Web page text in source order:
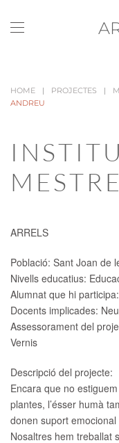
Skip to main
HOME PROJECTES
ANDREU
ARRELS
Població: Sant Joan de
Nivells educatius:
Alumnat que hi participa:
Docents implicades:
Assessorament del
Vernis
Descripció del projecte:
Encara que no
plantes, l’ésser humà
donen suport
Nosaltres hem treballat